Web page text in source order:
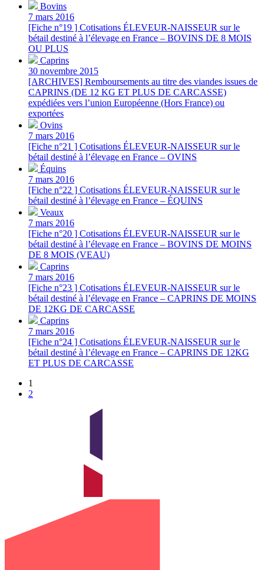
Bovins
7 mars 2016
[Fiche n°19 ] Cotisations ÉLEVEUR-NAISSEUR sur le
bétail destiné à l’élevage en France – BOVINS DE 8 MOIS
OU PLUS
Caprins
30 novembre 2015
[ARCHIVES] Remboursements au titre des viandes issues de
CAPRINS (DE 12 KG ET PLUS DE CARCASSE)
expédiées vers l’union Européenne (Hors France) ou
exportées
Ovins
7 mars 2016
[Fiche n°21 ] Cotisations ÉLEVEUR-NAISSEUR sur le
bétail destiné à l’élevage en France – OVINS
Équins
7 mars 2016
[Fiche n°22 ] Cotisations ÉLEVEUR-NAISSEUR sur le
bétail destiné à l’élevage en France – ÉQUINS
Veaux
7 mars 2016
[Fiche n°20 ] Cotisations ÉLEVEUR-NAISSEUR sur le
bétail destiné à l’élevage en France – BOVINS DE MOINS
DE 8 MOIS (VEAU)
Caprins
7 mars 2016
[Fiche n°23 ] Cotisations ÉLEVEUR-NAISSEUR sur le
bétail destiné à l’élevage en France – CAPRINS DE MOINS
DE 12KG DE CARCASSE
Caprins
7 mars 2016
[Fiche n°24 ] Cotisations ÉLEVEUR-NAISSEUR sur le
bétail destiné à l’élevage en France – CAPRINS DE 12KG
ET PLUS DE CARCASSE
1
2